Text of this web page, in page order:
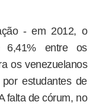
- em 2012, o
6,41% entre os
os venezuelanos
estudantes de
falta de córum, no